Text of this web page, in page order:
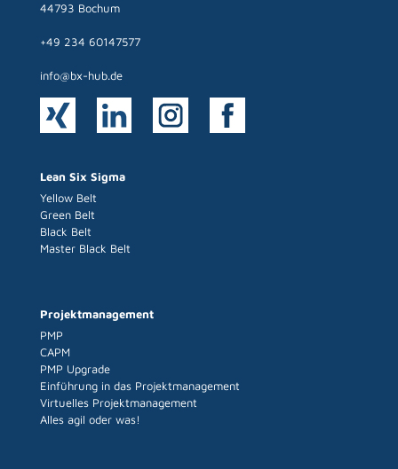
44793 Bochum
+49 234 60147577
info@bx-hub.de
Lean Six Sigma
Yellow Belt
Green Belt
Black Belt
Master Black Belt
Projektmanagement
PMP
CAPM
PMP Upgrade
Einführung in das Projektmanagement
Virtuelles Projektmanagement
Alles agil oder was!